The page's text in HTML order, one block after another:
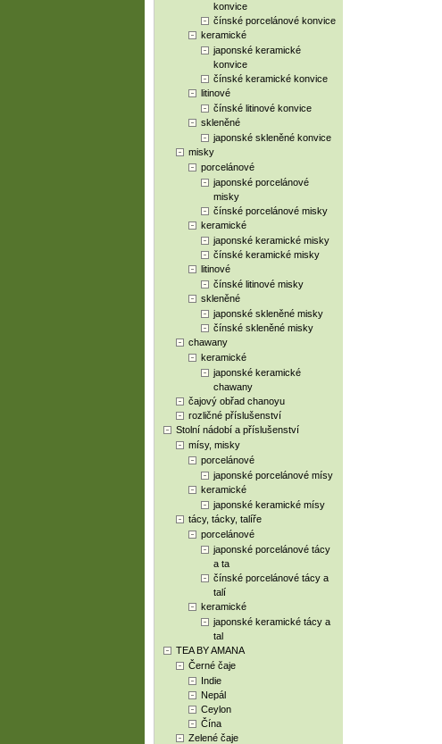
konvice
čínské porcelánové konvice
keramické
japonské keramické
konvice
čínské keramické konvice
litinové
čínské litinové konvice
skleněné
japonské skleněné konvice
misky
porcelánové
japonské porcelánové
misky
čínské porcelánové misky
keramické
japonské keramické misky
čínské keramické misky
litinové
čínské litinové misky
skleněné
japonské skleněné misky
čínské skleněné misky
chawany
keramické
japonské keramické
chawany
čajový obřad chanoyu
rozličné příslušenství
Stolní nádobí a příslušenství
mísy, misky
porcelánové
japonské porcelánové mísy
keramické
japonské keramické mísy
tácy, tácky, talíře
porcelánové
japonské porcelánové tácy
a ta
čínské porcelánové tácy a
talí
keramické
japonské keramické tácy a
tal
TEA BY AMANA
Černé čaje
Indie
Nepál
Ceylon
Čína
Zelené čaje